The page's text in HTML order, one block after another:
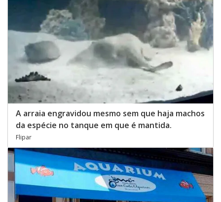
A arraia engravidou mesmo sem que haja machos
da espécie no tanque em que é mantida.
Flipar